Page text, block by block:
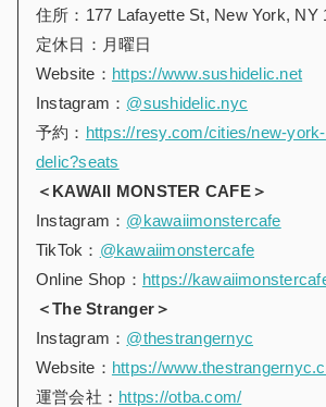
住所：177 Lafayette St, New York, NY
定休日：月曜日
Website： https://www.sushidelic.net
Instagram： @sushidelic.nyc
予約： https://resy.com/cities/new-
delic?seats
＜KAWAII MONSTER CAFE＞
Instagram： @kawaiimonstercafe
TikTok： @kawaiimonstercafe
Online Shop： https://
＜The Stranger＞
Instagram： @thestrangernyc
Website： https://
運営会社： https://otba.com/